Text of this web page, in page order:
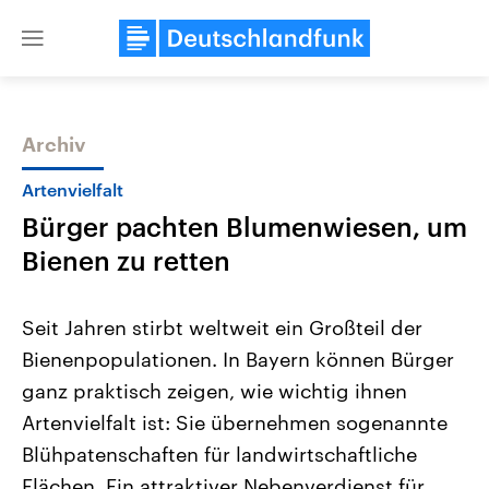
Close
Themen
Landtagswahl Sachsen-Anhalt
2026
Alle Informationen
Sachsen-Anhalt wählt am 6.
September 2026 einen neuen
Landtag. Seit 2021 wird das
Bundesland von einer Koalition aus
USA
Aktuelle Beiträge,
Wirtschaftlich und
gehören die Vereinigten
den mächtigsten Ländern
mit großem Einfluss auf
Archiv
Artenvielfalt
Bürger pachten Blumenwiesen, um
Bienen zu retten
Seit Jahren stirbt weltweit ein Großteil der
Bienenpopulationen. In Bayern können Bürger
ganz praktisch zeigen, wie wichtig ihnen
Artenvielfalt ist: Sie übernehmen sogenannte
Blühpatenschaften für landwirtschaftliche